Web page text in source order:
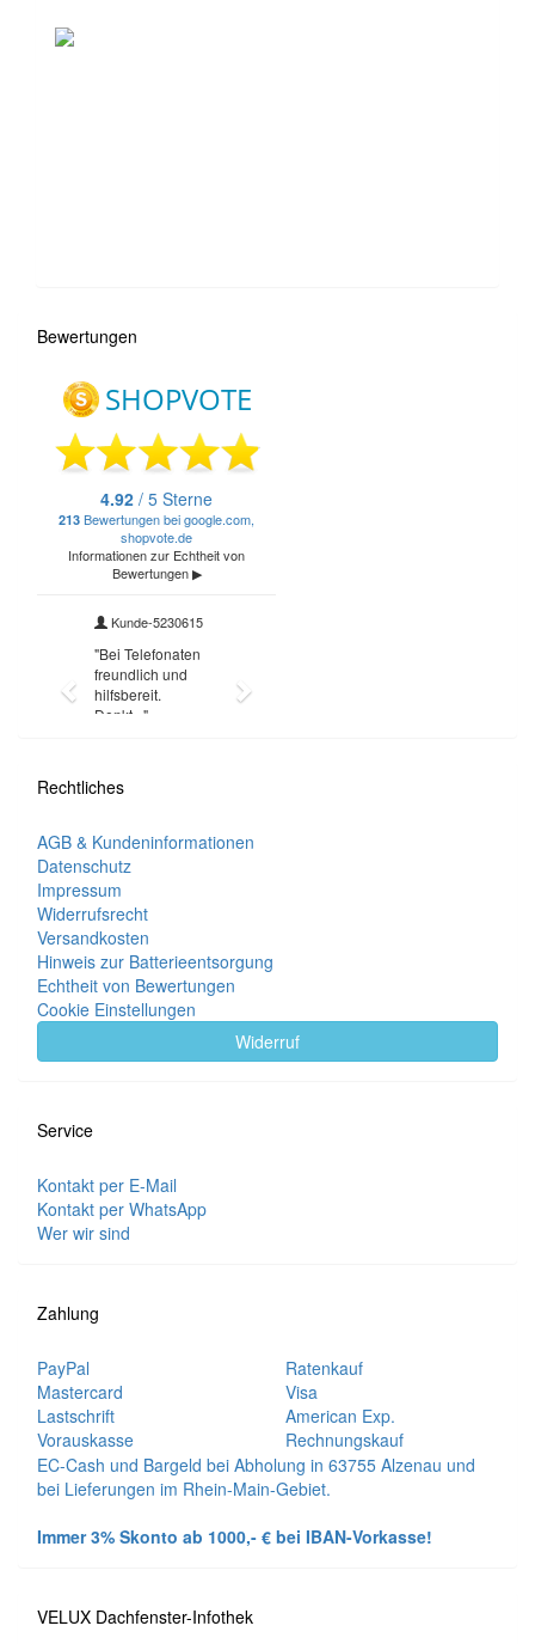
Bewertungen
Rechtliches
AGB & Kundeninformationen
Datenschutz
Impressum
Widerrufsrecht
Versandkosten
Hinweis zur Batterieentsorgung
Echtheit von Bewertungen
Cookie Einstellungen
Widerruf
Service
Kontakt per E-Mail
Kontakt per WhatsApp
Wer wir sind
Zahlung
PayPal
Ratenkauf
Mastercard
Visa
Lastschrift
American Exp.
Vorauskasse
Rechnungskauf
EC-Cash und Bargeld bei Abholung in 63755 Alzenau und
bei Lieferungen im Rhein-Main-Gebiet.
Immer 3% Skonto ab 1000,- € bei IBAN-Vorkasse!
VELUX Dachfenster-Infothek